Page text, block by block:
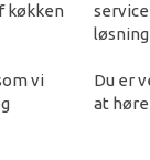
køkken
vi
Du er
at